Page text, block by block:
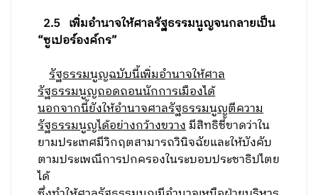
2.5 เพิ่มอำนาจให้ศาลรัฐธรรมนูญจนกลายเป็น
“ซูเปอร์องค์กร”
รัฐธรรมนูญฉบับนี้เพิ่มอำนาจให้ศาล
รัฐธรรมนูญถอดถอนนักการเมืองได้
นอกจากนี้ยังให้อำนาจศาลรัฐธรรมนูญตีความ
รัฐธรรมนูญได้อย่างกว้างขวางมีสิทธิชี้ขาดว่าใน
ยามประเทศมีวิกฤตสามารถวินิจฉัยและให้บังคับ
ตามประเพณีการปกครองในระบอบประชาธิปไตย
ได้